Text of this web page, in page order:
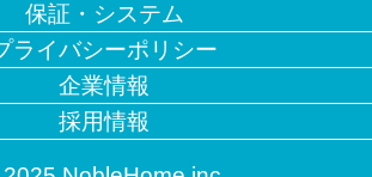
保証・システム
ライバシーポリシー
企業情報
採用情報